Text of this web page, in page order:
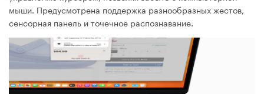
мыши. Предусмотрена поддержка разнообразных жестов,
сенсорная панель и точечное распознавание.